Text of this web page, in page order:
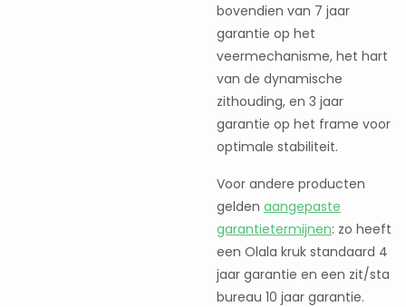
bovendien van 7 jaar
garantie op het
veermechanisme, het hart
van de dynamische
zithouding, en 3 jaar
garantie op het frame voor
optimale stabiliteit.
Voor andere producten
gelden aangepaste
garantietermijnen: zo heeft
een Olala kruk standaard 4
jaar garantie en een zit/sta
bureau 10 jaar garantie.